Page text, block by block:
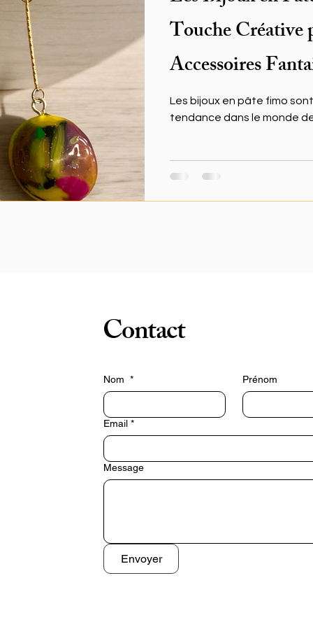
Touche Créative
Accessoires
Les bijoux en pâte fimo
tendance dans le monde
Contact
Nom * Prénom
Email *
Message
Envoyer